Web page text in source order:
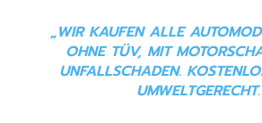
„WIR KAUFEN ALLE
OHNE TÜV, MIT
UNFALLSCHADEN.